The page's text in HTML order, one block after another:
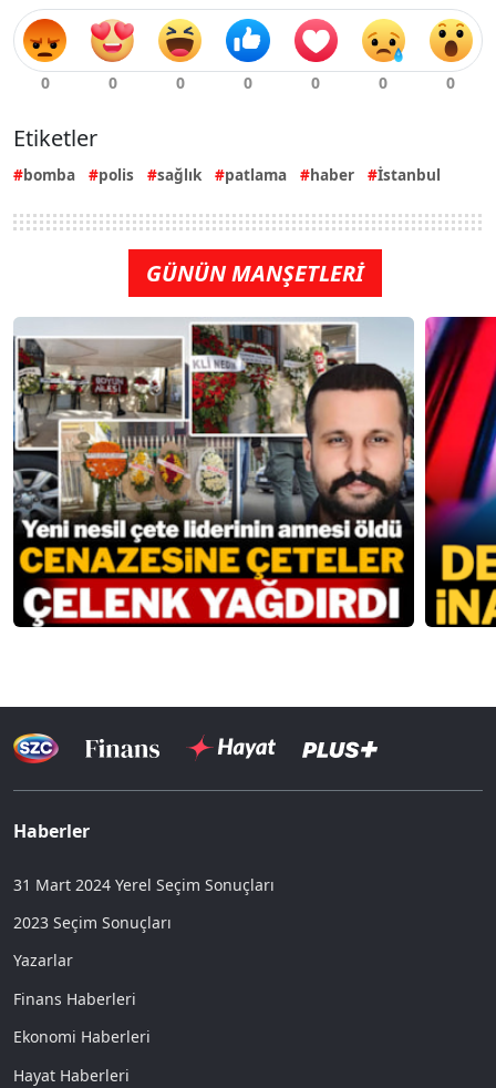
Etiketler
bomba polis sağlık patlama haber İstanbul
GÜNÜN MANŞETLERİ
Haberler
31 Mart 2024 Yerel Seçim Sonuçları
2023 Seçim Sonuçları
Yazarlar
Finans Haberleri
Ekonomi Haberleri
Hayat Haberleri